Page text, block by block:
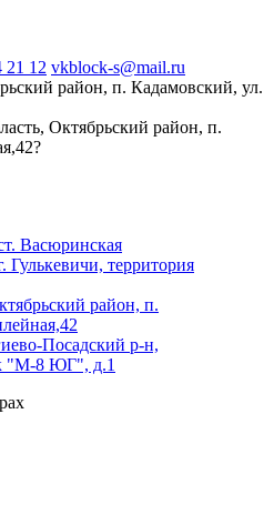
21 12 vkblock-s@mail.ru
район, п. Кадамовский, ул.
Октябрьский район, п.
Васюринская
Гулькевичи, территория
район, п.
Посадский р-н,
"М-8 ЮГ", д.1